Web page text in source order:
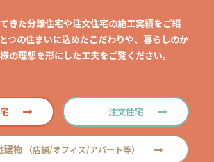
きた分譲住宅や注文住宅の施工実績をご紹
つの住まいに込めたこだわりや、暮らしのか
の理想を形にした工夫をご覧ください。
注文住宅
建物 （店舗/オフィス/アパート等）